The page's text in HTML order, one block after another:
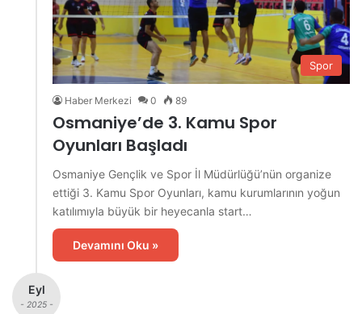
Spor
Haber Merkezi 0 89
Osmaniye’de 3. Kamu Spor
Oyunları Başladı
Osmaniye Gençlik ve Spor İl Müdürlüğü’nün organize
ettiği 3. Kamu Spor Oyunları, kamu kurumlarının yoğun
katılımıyla büyük bir heyecanla start…
Devamını Oku »
Eyl
- 2025 -